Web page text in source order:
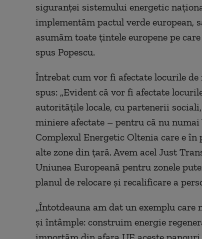
siguranței sistemului energetic
implementăm pactul verde european,
asumăm toate țintele europene pe
spus Popescu.
Întrebat cum vor fi afectate locurile
spus: „Evident că vor fi afectate
autoritățilelocale, cu partenerii
miniere afectate – pentru că nu
Complexul Energetic Oltenia care eîn
alte zone din țară. Avem acel Just T
Uniunea Europeană pentru zonele
planul de relocare și recalificare a pers
„Întotdeauna am dat un exemplu care
și întâmple: construim energie